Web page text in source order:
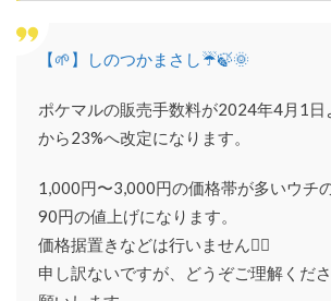
11
ット
シェ
社情
【🌱】しのつかまさし☔️🍃🌞
ポケマルの販売手数料が2024年4月1日
から23%へ改定になります。
1,000円〜3,000円の価格帯が多いウチ
90円の値上げになります。
価格据置きなどは行いません🙇‍♂️
申し訳ないですが、どうぞご理解くだ